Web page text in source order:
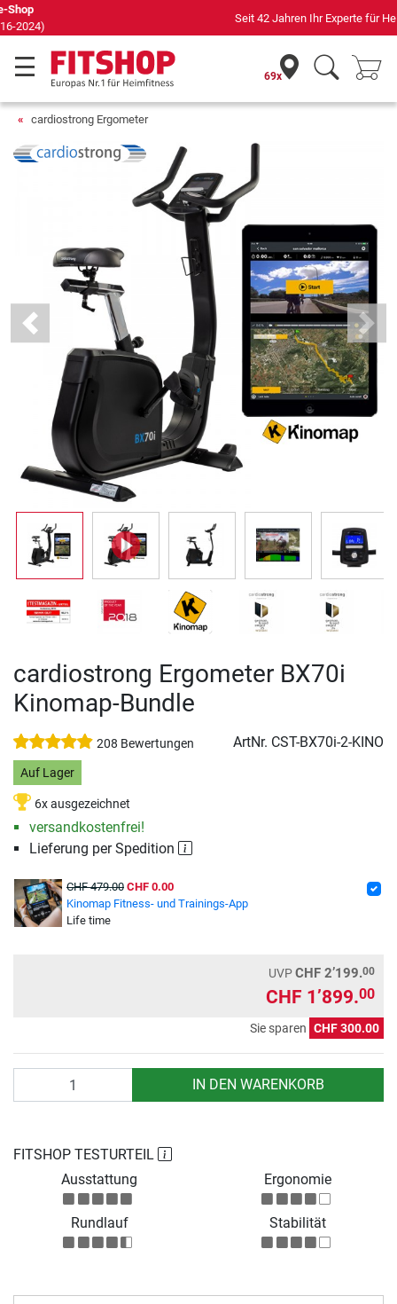
Seit 42 Jahren Ihr Experte für Heimfitness
69x
cardiostrong Ergometer
Previous Next
cardiostrong Ergometer BX70i
Kinomap-Bundle
208 Bewertungen ArtNr. CST-BX70i-2-KINO
Auf Lager
6x ausgezeichnet
versandkostenfrei!
Lieferung per Spedition
CHF 479.00 CHF 0.00
Kinomap Fitness- und Trainings-App
Life time
UVPCHF 2’199.00
CHF 1’899.00
Sie sparen CHF 300.00
IN DEN WARENKORB
FITSHOP TESTURTEIL
Ausstattung
Ergonomie
Rundlauf Stabilität